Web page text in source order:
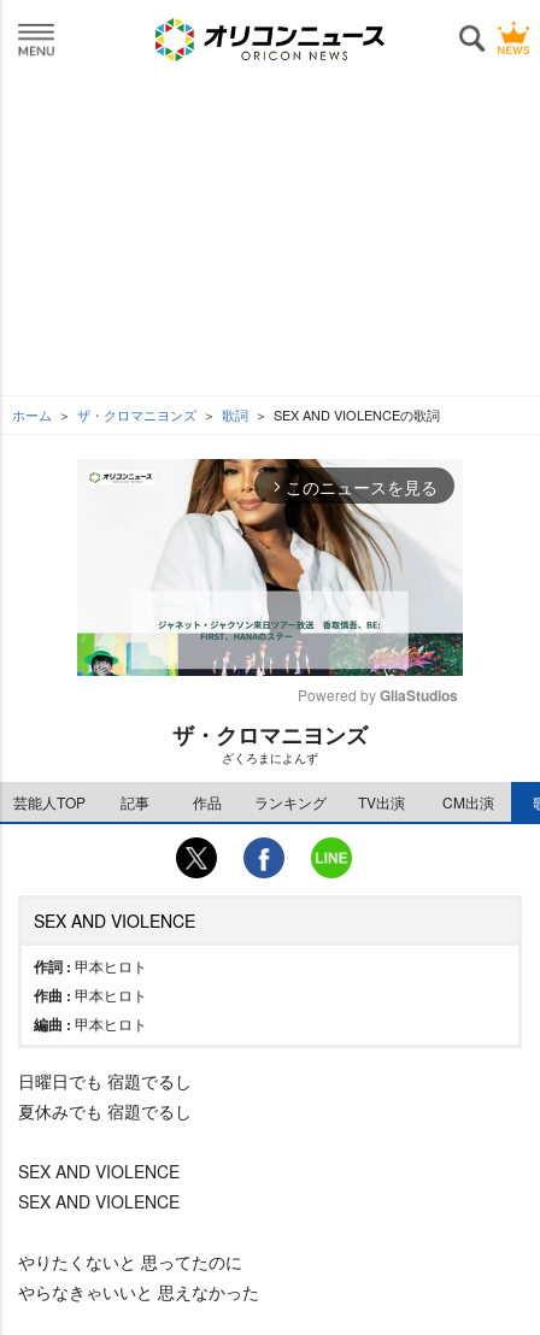
ホーム ザ・クロマニヨンズ 歌詞 SEX AND VIOLENCEの歌詞
arrow_forward_ios このニュースを見る
e
Powered by GliaStudios
ザ・クロマニヨンズ
ざくろまによんず
芸能人TOP 記事 作品 ランキング TV出演 CM出演
SEX AND VIOLENCE
作詞 : 甲本ヒロト
作曲 : 甲本ヒロト
編曲 : 甲本ヒロト
日曜日でも 宿題でるし
夏休みでも 宿題でるし
SEX AND VIOLENCE
SEX AND VIOLENCE
りたくないと 思ってたのに
らなきゃいいと 思えなかった